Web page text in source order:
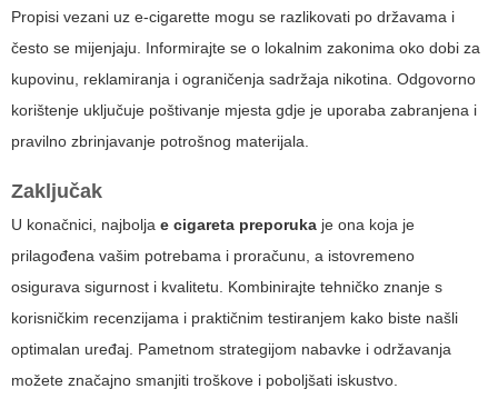
Propisi vezani uz e-cigarette mogu se razlikovati po državama i
često se mijenjaju. Informirajte se o lokalnim zakonima oko dobi za
kupovinu, reklamiranja i ograničenja sadržaja nikotina. Odgovorno
korištenje uključuje poštivanje mjesta gdje je uporaba zabranjena i
pravilno zbrinjavanje potrošnog materijala.
Zaključak
U konačnici, najbolja e cigareta preporuka je ona koja je
prilagođena vašim potrebama i proračunu, a istovremeno
osigurava sigurnost i kvalitetu. Kombinirajte tehničko znanje s
korisničkim recenzijama i praktičnim testiranjem kako biste našli
optimalan uređaj. Pametnom strategijom nabavke i održavanja
možete značajno smanjiti troškove i poboljšati iskustvo.